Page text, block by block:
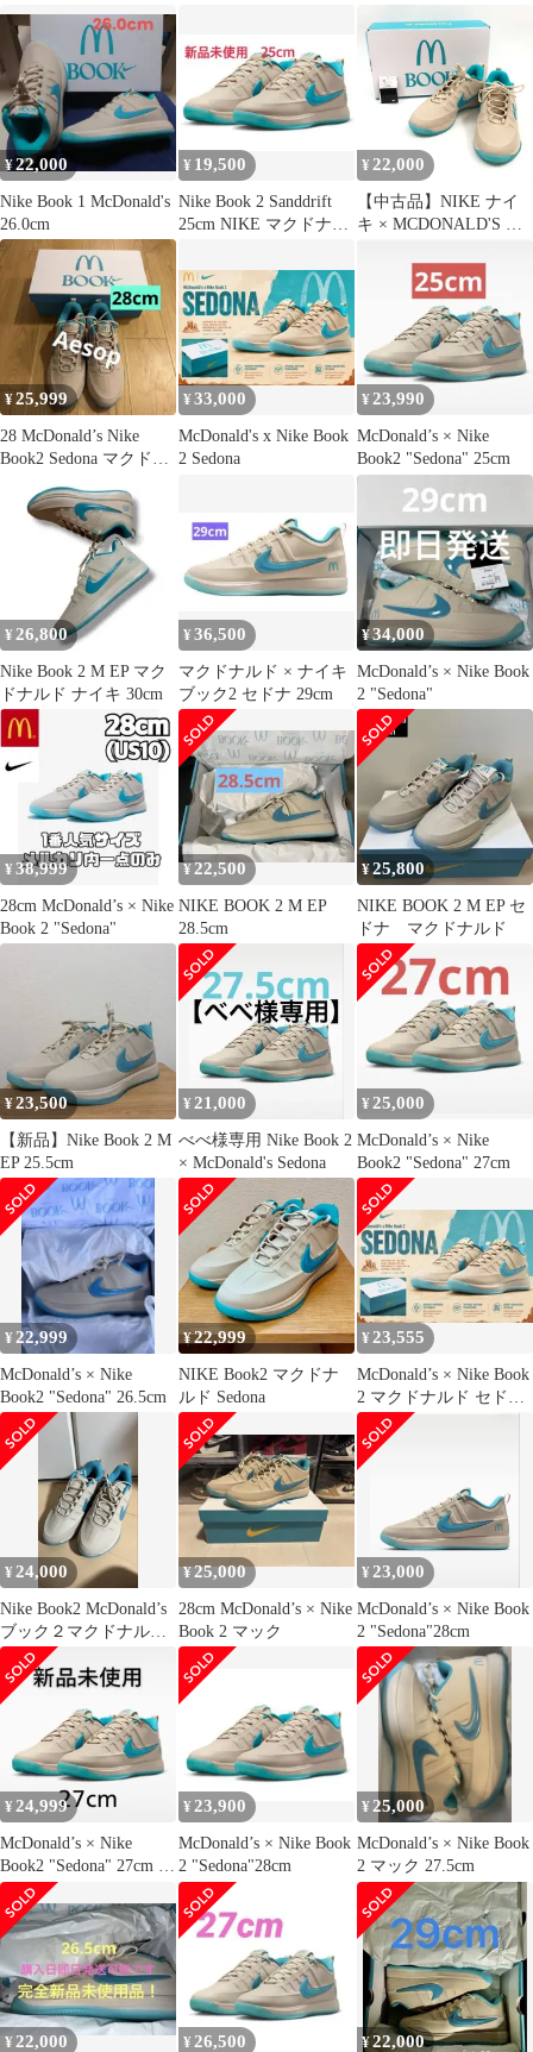
¥22,000
Nike Book 1 McDonald's
26.0cm
¥ 19,500
Nike Book 2 Sanddrift
25cm NIKE マクドナル
¥ 22,000
【中古品】NIKE ナイ
キ × MCDONALD'S マ
"SEDONA" IR6445-100
ブック2 セドナ スニー
カー シューズ 靴【160-
260802-hn-04-fur】
¥25,999
28 McDonald’s Nike
Book2 Sedona マクドナ
¥33,000
McDonald's x Nike Book
2 Sedona
¥23,990
McDonald’s × Nike
Book2 "Sedona" 25cm
¥ 26,800
Nike Book 2 M EP マク
ドナルド ナイキ 30cm
¥36,500
マクドナルド × ナイキ
ブック2 セドナ 29cm
¥34,000
McDonald’s × Nike Book
2 "Sedona"
¥ 38,999
28cm McDonald’s × Nike
Book 2 "Sedona"
¥22,500
NIKE BOOK 2 M EP
28.5cm
¥25,800
NIKE BOOK 2 M EP セ
ドナ マクドナルド
¥23,500
【新品】Nike Book 2 M
EP 25.5cm
¥21,000
べべ様専用 Nike Book 2
× McDonald's Sedona
¥25,000
McDonald’s × Nike
Book2 "Sedona" 27cm
¥ 22,999
McDonald’s × Nike
Book2 "Sedona" 26.5cm
¥22,999
NIKE Book2 マクドナ
ルド Sedona
¥ 23,555
McDonald’s × Nike Book
2 マクドナルド セド
ナ 27.0
¥24,000
Nike Book2 McDonald’s
ブック２マクドナルド
27.5cm
¥25,000
28cm McDonald’s × Nike
Book 2 マック
¥23,000
McDonald’s × Nike Book
2 "Sedona"28cm
¥24,999
McDonald’s × Nike
Book2 "Sedona" 27cm 新
品
¥23,900
McDonald’s × Nike Book
2 "Sedona"28cm
¥25,000
McDonald’s × Nike Book
2 マック 27.5cm
¥22,000 ¥ 26,500 ¥22,000